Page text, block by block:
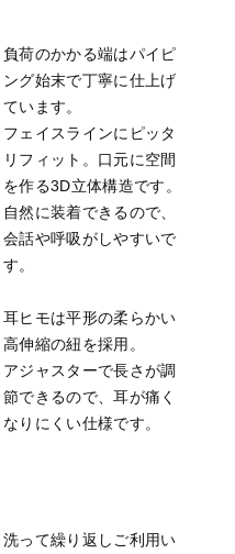
負荷のかかる端はパイピ
ング始末で丁寧に仕上げ
ています。
フェイスラインにピッタ
リフィット。口元に空間
を作る3D立体構造です。
自然に装着できるので、
会話や呼吸がしやすいで
す。
耳ヒモは平形の柔らかい
高伸縮の紐を採用。
アジャスターで長さが調
節できるので、耳が痛く
なりにくい仕様です。
洗って繰り返しご利用い